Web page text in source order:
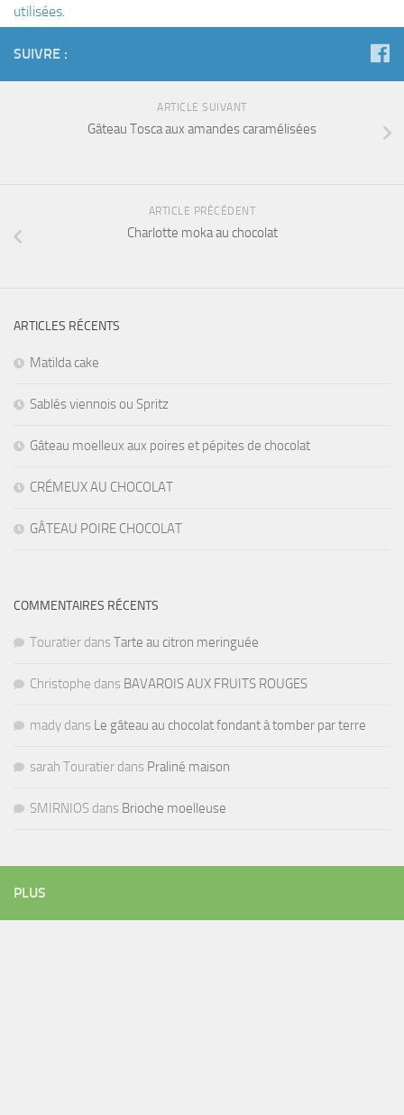
utilisées.
SUIVRE :
ARTICLE SUIVANT
Gâteau Tosca aux amandes caramélisées
ARTICLE PRÉCÉDENT
Charlotte moka au chocolat
ARTICLES RÉCENTS
Matilda cake
Sablés viennois ou Spritz
Gâteau moelleux aux poires et pépites de chocolat
CRÉMEUX AU CHOCOLAT
GÂTEAU POIRE CHOCOLAT
COMMENTAIRES RÉCENTS
Touratier dans Tarte au citron meringuée
Christophe dans BAVAROIS AUX FRUITS ROUGES
mady dans Le gâteau au chocolat fondant à tomber par terre
sarah Touratier dans Praliné maison
SMIRNIOS dans Brioche moelleuse
PLUS